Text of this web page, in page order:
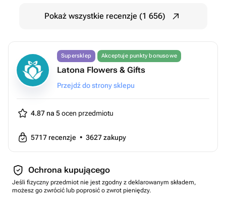
Pokaż wszystkie recenzje (1 656)
Supersklep Akceptuje punkty bonusowe
Latona Flowers & Gifts
Przejdź do strony sklepu
4.87 na 5ocen przedmiotu
5717 recenzje • 3627zakupy
Ochrona kupującego
Jeśli fizyczny przedmiot nie jest zgodny z deklarowanym składem,
możesz go zwrócić lub poprosić o zwrot pieniędzy.